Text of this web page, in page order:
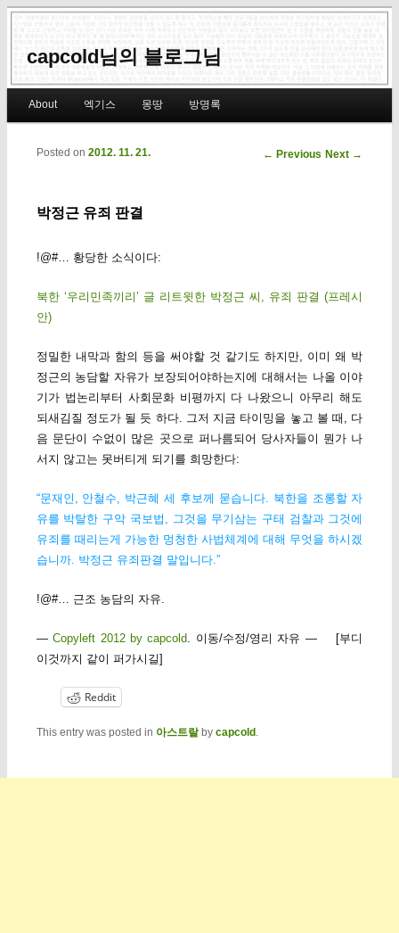
capcold님의 블로그님
Skip to primary content
Skip to secondary content
About 엑기스 몽땅 방명록
Post navigation
← Previous Next →
박정근 유죄 판결
Posted on 2012. 11. 21.
!@#… 황당한 소식이다:
북한 ‘우리민족끼리’ 글 리트윗한 박정근 씨, 유죄 판결 (프레시
안)
정밀한 내막과 함의 등을 써야할 것 같기도 하지만, 이미 왜 박
정근의 농담할 자유가 보장되어야하는지에 대해서는 나올 이야
기가 법논리부터 사회문화 비평까지 다 나왔으니 아무리 해도
되새김질 정도가 될 듯 하다. 그저 지금 타이밍을 놓고 볼 때, 다
음 문단이 수없이 많은 곳으로 퍼나름되어 당사자들이 뭔가 나
서지 않고는 못버티게 되기를 희망한다:
“문재인, 안철수, 박근혜 세 후보께 묻습니다. 북한을 조롱할 자
유를 박탈한 구악 국보법, 그것을 무기삼는 구태 검찰과 그것에
유죄를 때리는게 가능한 멍청한 사법체계에 대해 무엇을 하시겠
습니까. 박정근 유죄판결 말입니다.”
!@#… 근조 농담의 자유.
—Copyleft 2012 by capcold. 이동/수정/영리 자유 — [부디
이것까지 같이 퍼가시길]
Reddit
This entry was posted in 아스트랄by capcold .